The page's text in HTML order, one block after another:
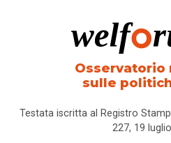
Osservatorio
sulle
Testata iscritta al Registro
227, 19